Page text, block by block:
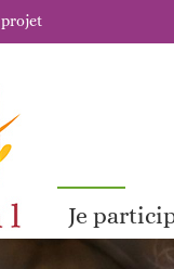
projet
Je